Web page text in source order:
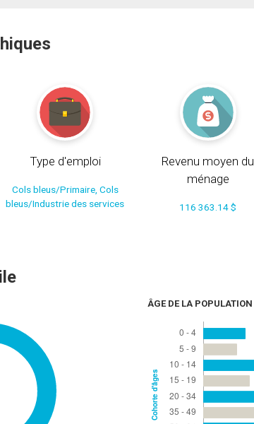
Type d'emploi
Cols bleus/Primaire, Cols
bleus/Industrie des services
Revenu moyen du
ménage
116 363.14 $
ÂGE DE LA POPULATION